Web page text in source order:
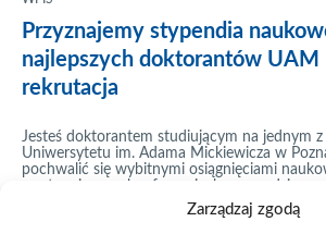
Zarządzaj zgodą
Przyznajemy stypendia
najlepszych doktorantów UAM
rekrutacja
Jesteś doktorantem studiującym na jednym z
Uniwersytetu im. Adama Mickiewicza w
pochwalić się wybitnymi osiągnięciami
występujesz na konferencjach, prowadzisz
szukamy właśnie Ciebie! Aplikuj do programu
prowadzonego przez Poznański Park